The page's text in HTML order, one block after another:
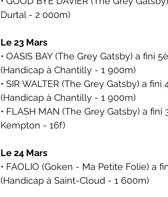
Durtal - 2 000m)
Le 23 Mars
• OASIS BAY (The Grey Gatsby) a fini
(Handicap à Chantilly - 1 900m)
• SIR WALTER (The Grey Gatsby) a
(Handicap à Chantilly - 1 900m)
• FLASH MAN (The Grey Gatsby) a fini
Kempton - 16f)
Le 24 Mars
• FAOLIO (Goken - Ma Petite Folie) a
(Handicap à Saint-Cloud - 1 600m)